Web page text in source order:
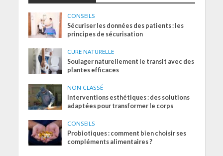
CONSEILS
Sécuriser les données des patients : les
principes de sécurisation
CURE NATURELLE
Soulager naturellement le transit avec des
plantes efficaces
NON CLASSÉ
Interventions esthétiques : des solutions
adaptées pour transformer le corps
CONSEILS
Probiotiques : comment bien choisir ses
compléments alimentaires ?